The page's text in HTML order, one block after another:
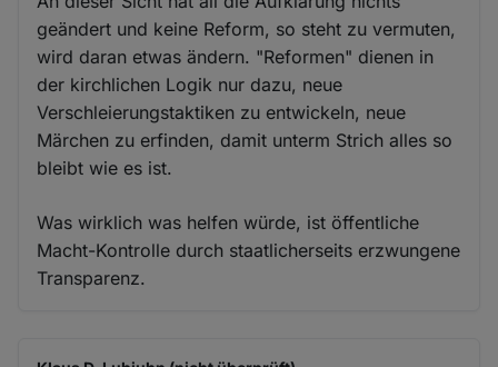
geändert und keine Reform, so steht zu vermuten,
wird daran etwas ändern. "Reformen" dienen in
der kirchlichen Logik nur dazu, neue
Verschleierungstaktiken zu entwickeln, neue
Märchen zu erfinden, damit unterm Strich alles so
bleibt wie es ist.
Was wirklich was helfen würde, ist öffentliche
Macht-Kontrolle durch staatlicherseits erzwungene
Transparenz.